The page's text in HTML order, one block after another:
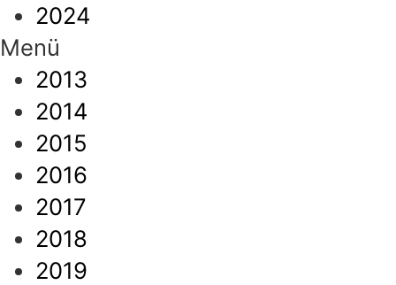
2024
Menü
2013
2014
2015
2016
2017
2018
2019